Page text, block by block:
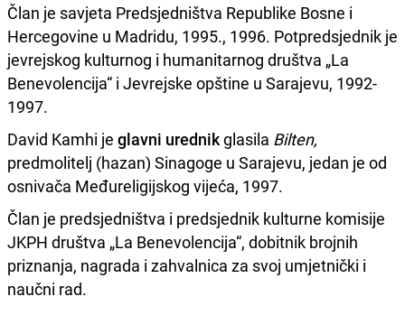
Član je savjeta Predsjedništva Republike Bosne i
Hercegovine u Madridu, 1995., 1996. Potpredsjednik je
jevrejskog kulturnog i humanitarnog društva „La
Benevolencija“ i Jevrejske opštine u Sarajevu, 1992-
1997.
David Kamhi je glavni urednikglasila Bilten,
predmolitelj (hazan) Sinagoge u Sarajevu, jedan je od
osnivača Međureligijskog vijeća, 1997.
Član je predsjedništva i predsjednik kulturne komisije
JKPH društva „La Benevolencija“, dobitnik brojnih
priznanja, nagrada i zahvalnica za svoj umjetnički i
naučni rad.